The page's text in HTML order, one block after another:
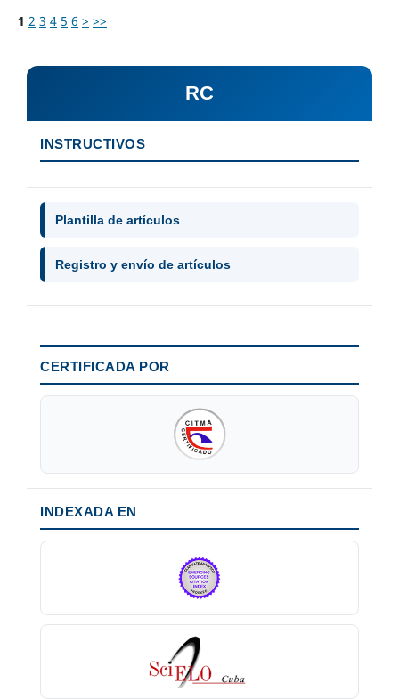
1 2 3 4 5 6 > >>
RC
INSTRUCTIVOS
Plantilla de artículos
Registro y envío de artículos
CERTIFICADA POR
INDEXADA EN